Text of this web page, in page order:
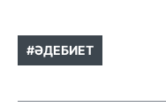
#ӘДЕБИЕТ